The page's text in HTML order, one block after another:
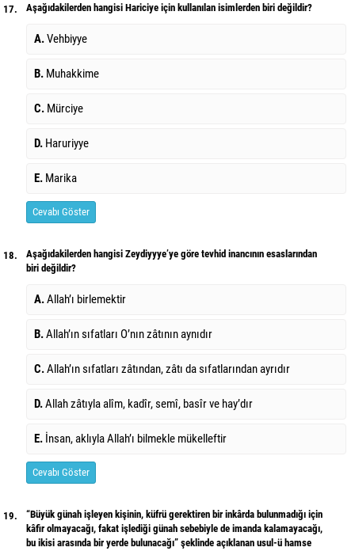
17. Aşağıdakilerden hangisi Hariciye için kullanılan isimlerden biri değildir?
A.Vehbiyye
B. Muhakkime
C. Mürciye
D. Haruriyye
E. Marika
Cevabı Göster
18.
Aşağıdakilerden hangisi Zeydiyyye’ye göre tevhid inancının esaslarından
biri değildir?
A.Allah’ı birlemektir
B.Allah’ın sıfatları O’nın zâtının aynıdır
C.Allah’ın sıfatları zâtından, zâtı da sıfatlarından ayrıdır
D.Allah zâtıyla alîm, kadîr, semî, basîr ve hay’dır
E. İnsan, aklıyla Allah’ı bilmekle mükelleftir
Cevabı Göster
19.
“Büyük günah işleyen kişinin, küfrü gerektiren bir inkârda bulunmadığı için
kâfir olmayacağı, fakat işlediği günah sebebiyle de imanda kalamayacağı,
bu ikisi arasında bir yerde bulunacağı” şeklinde açıklanan usul-ü hamse